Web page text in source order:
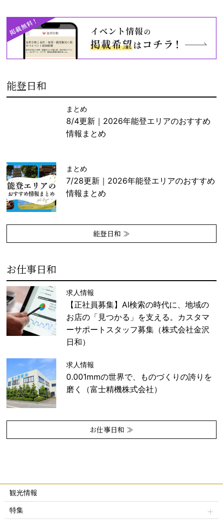
能登日和
まとめ
8/4更新｜2026年能登エリアのおすすめ
情報まとめ
まとめ
7/28更新｜2026年能登エリアのおすすめ
情報まとめ
能登日和 ≫
お仕事日和
求人情報
【正社員募集】AI検索の時代に、地域の
お店の「見つかる」を支える。カスタマ
ーサポートスタッフ募集（株式会社金沢
日和）
求人情報
0.001mmの世界で、ものづくりの誇りを
磨く（富士精機株式会社）
お仕事日和 ≫
観光情報
特集